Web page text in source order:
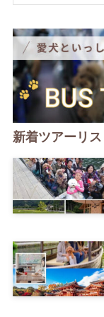
新着ツアーリス